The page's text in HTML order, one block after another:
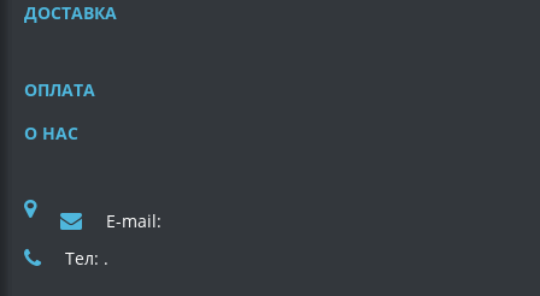
ДОСТАВКА
ОПЛАТА
О НАС
E-mail:
Тел: .